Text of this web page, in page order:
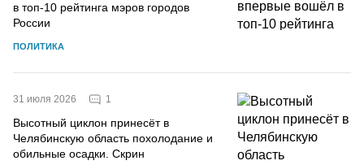
в топ-10 рейтинга мэров городов
России
ПОЛИТИКА
31 июля 2026 1
Высотный циклон принесёт в
Челябинскую область похолодание и
обильные осадки. Скрин